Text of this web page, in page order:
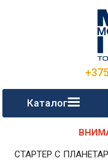
Каталог
СТАРТЕР С